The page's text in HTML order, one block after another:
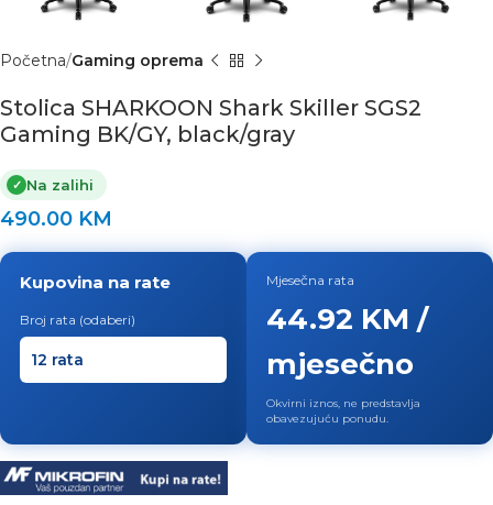
Početna Gaming oprema
Stolica SHARKOON Shark Skiller SGS2
Gaming BK/GY, black/gray
✓ Na zalihi
490.00 KM
Kupovina na rate
Broj rata (odaberi)
Mjesečna rata
44.92 KM /
mjesečno
Okvirni iznos, ne predstavlja
obavezujuću ponudu.